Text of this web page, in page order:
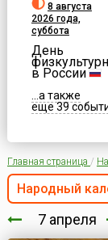
8 августа
2026 года,
суббота
День
в России
...а также
еще 39
Главная страница /
Народный
7 апреля